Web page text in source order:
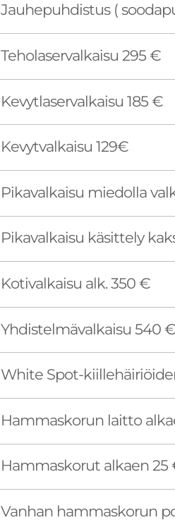
Jauhepuhdistus (
Teholaservalkaisu 295 €
Kevytlaservalkaisu 185 €
Kevytvalkaisu 129€
Pikavalkaisu miedolla
Pikavalkaisu käsittely
Kotivalkaisu alk. 350 €
Yhdistelmävalkaisu 540 €
White Spot-
Hammaskorun laitto
Hammaskorut alkaen 25
Vanhan hammaskorun